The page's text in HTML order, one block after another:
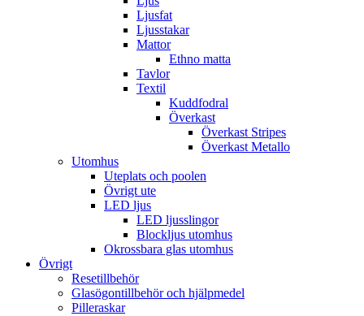
Ljusfat
Ljusstakar
Mattor
Ethno matta
Tavlor
Textil
Kuddfodral
Överkast
Överkast Stripes
Överkast Metallo
Utomhus
Uteplats och poolen
Övrigt ute
LED ljus
LED ljusslingor
Blockljus utomhus
Okrossbara glas utomhus
Övrigt
Resetillbehör
Glasögontillbehör och hjälpmedel
Pilleraskar